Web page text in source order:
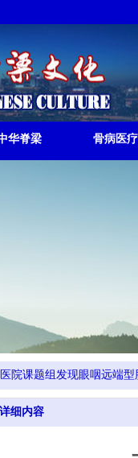
华脊梁 骨病医疗
院课题组发现眼咽远端
详细内容